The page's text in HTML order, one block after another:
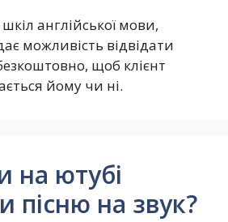
англійської мови,
можливість відвідати
щоб клієнт
йому чи ні.
на ютубі
пісню на звук?